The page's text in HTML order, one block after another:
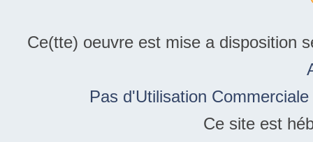
Ce(tte) oeuvre est mise a disposition
Pas d'Utilisation
Ce site est